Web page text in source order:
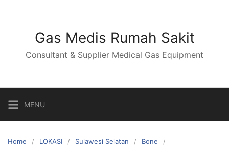
Gas Medis Rumah Sakit
Consultant & Supplier Medical Gas Equipment
MENU
Home LOKASI Sulawesi Selatan
Bone